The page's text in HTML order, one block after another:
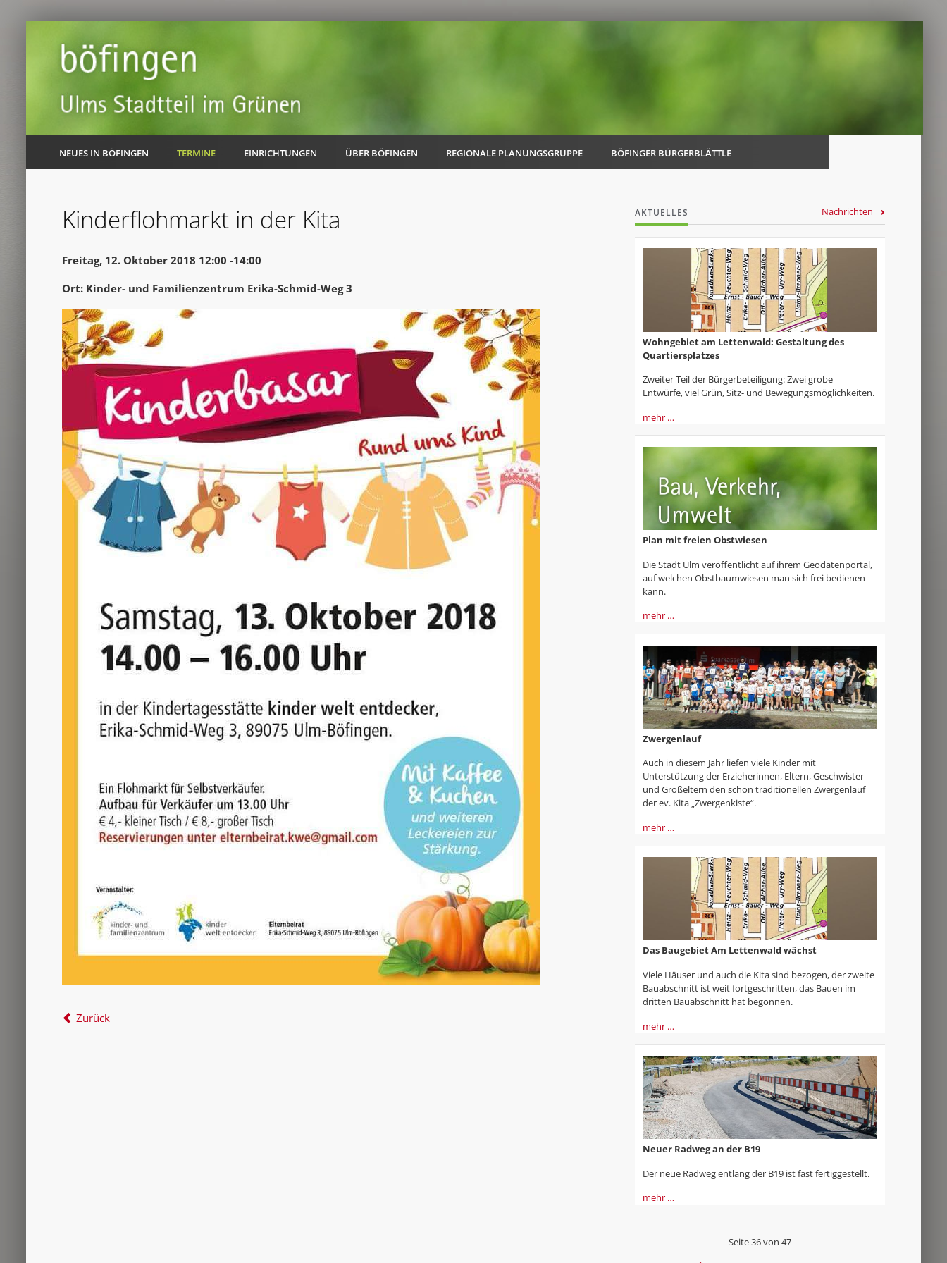
NEUES IN BÖFINGEN TERMINE EINRICHTUNGEN ÜBER BÖFINGEN REGIONALE PLANUNGSGRUPPE
AK Internet
AK Unterwegs in Böfingen
BÖFINGER BÜRGERBLÄTTLE
Kinderflohmarkt in der Kita
Freitag, 12. Oktober 2018 12:00 -14:00
Ort: Kinder- und Familienzentrum Erika-Schmid-Weg 3
Zurück
AKTUELLES Nachrichten
Wohngebiet am Lettenwald: Gestaltung des
Quartiersplatzes
Zweiter Teil der Bürgerbeteiligung: Zwei grobe
Entwürfe, viel Grün, Sitz- und Bewegungsmöglichkeiten.
mehr …
Plan mit freien Obstwiesen
Die Stadt Ulm veröffentlicht auf ihrem Geodatenportal,
auf welchen Obstbaumwiesen man sich frei bedienen
kann.
mehr …
Zwergenlauf
Auch in diesem Jahr liefen viele Kinder mit
Unterstützung der Erzieherinnen, Eltern, Geschwister
und Großeltern den schon traditionellen Zwergenlauf
der ev. Kita „Zwergenkiste“.
mehr …
Das Baugebiet Am Lettenwald wächst
Viele Häuser und auch die Kita sind bezogen, der zweite
Bauabschnitt ist weit fortgeschritten, das Bauen im
dritten Bauabschnitt hat begonnen.
mehr …
Neuer Radweg an der B19
Der neue Radweg entlang der B19 ist fast fertiggestellt.
mehr …
Seite 36 von 47